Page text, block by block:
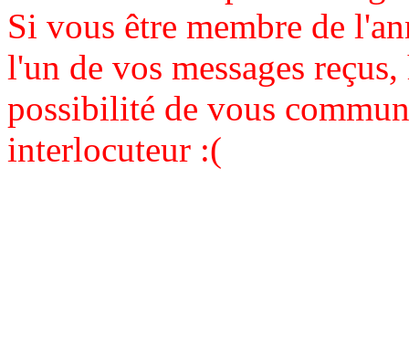
Si vous être membre de
l'un de vos messages
possibilité de vous
interlocuteur :(